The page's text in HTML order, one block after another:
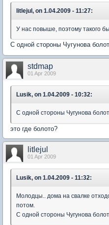
litlejul, on 1.04.2009 - 11:27:
У нас повыше, поэтому такого
С одной стороны Чугунова
stdmap
01 Apr 2009
Lusik, on 1.04.2009 - 10:32:
С одной стороны Чугунова
это где болото?
litlejul
01 Apr 2009
Lusik, on 1.04.2009 - 11:32:
Молодцы.. дома на свалке
потом.
С одной стороны Чугунова